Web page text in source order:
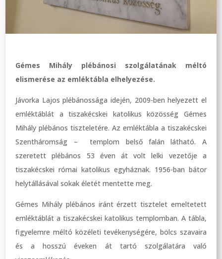
Gémes Mihály plébánosi szolgálatának méltó
elismerése az emléktábla elhelyezése.
Jávorka Lajos plébánossága idején, 2009-ben helyezett el
emléktáblát a tiszakécskei katolikus közösség Gémes
Mihály plébános tiszteletére. Az emléktábla a tiszakécskei
Szentháromság – templom belső falán látható. A
szeretett plébános 53 éven át volt lelki vezetője a
tiszakécskei római katolikus egyháznak. 1956-ban bátor
helytállásával sokak életét mentette meg.
Gémes Mihály plébános iránt érzett tisztelet emeltetett
emléktáblát a tiszakécskei katolikus templomban. A tábla,
figyelemre méltó közéleti tevékenységére, bölcs szavaira
és a hosszú éveken át tartó szolgálatára való